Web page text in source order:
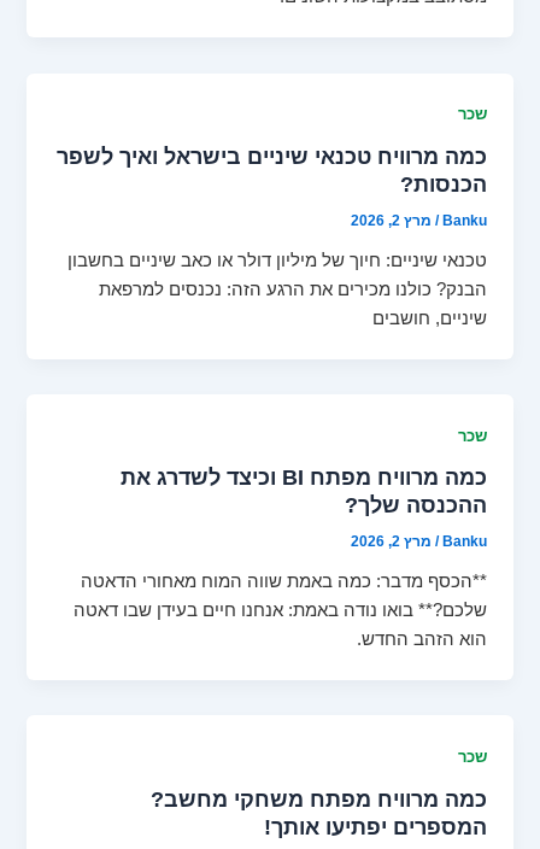
שכר
כמה מרוויח טכנאי שיניים בישראל ואיך לשפר
הכנסות?
Banku
/ מרץ 2, 2026
טכנאי שיניים: חיוך של מיליון דולר או כאב שיניים בחשבון
הבנק? כולנו מכירים את הרגע הזה: נכנסים למרפאת
שיניים, חושבים
שכר
כמה מרוויח מפתח BI וכיצד לשדרג את
ההכנסה שלך?
Banku
/ מרץ 2, 2026
**הכסף מדבר: כמה באמת שווה המוח מאחורי הדאטה
שלכם?** בואו נודה באמת: אנחנו חיים בעידן שבו דאטה
הוא הזהב החדש.
שכר
כמה מרוויח מפתח משחקי מחשב?
המספרים יפתיעו אותך!